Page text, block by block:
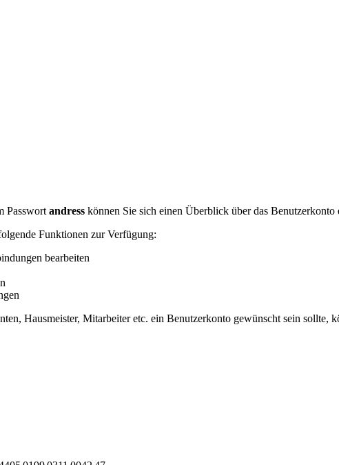
Passwort andress können Sie sich einen Überblick über das Benutzerkonto
Funktionen zur Verfügung:
bearbeiten
Hausmeister, Mitarbeiter etc. ein Benutzerkonto gewünscht sein sollte,